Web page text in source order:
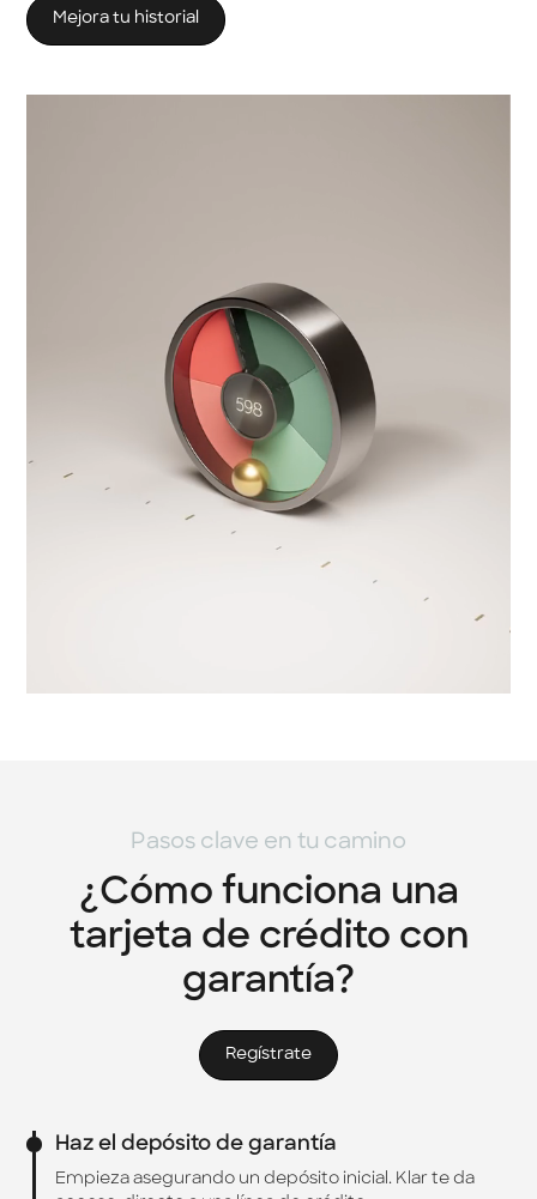
Mejora tu historial
Pasos clave en tu camino
¿Cómo funciona una
tarjeta de crédito con
garantía?
Regístrate
Haz el depósito de garantía
Empieza asegurando un depósito inicial. Klar te da